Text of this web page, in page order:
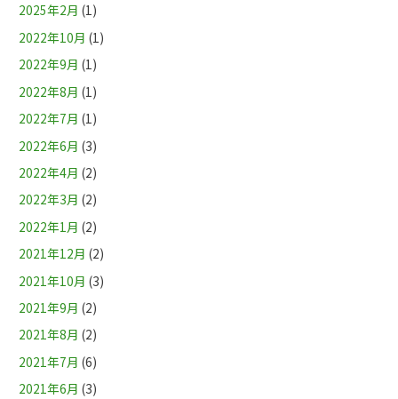
2025年2月 (1)
2022年10月 (1)
2022年9月 (1)
2022年8月 (1)
2022年7月 (1)
2022年6月 (3)
2022年4月 (2)
2022年3月 (2)
2022年1月 (2)
2021年12月 (2)
2021年10月 (3)
2021年9月 (2)
2021年8月 (2)
2021年7月 (6)
2021年6月 (3)